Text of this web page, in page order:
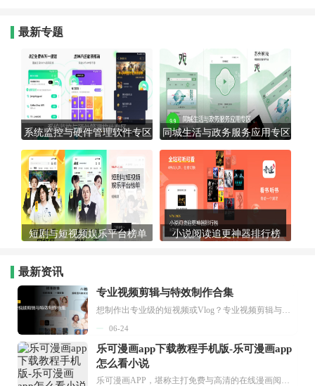
最新专题
系统监控与硬件管理软件专区 同城生活与政务服务应用专区
短剧与短视频娱乐平台榜单 小说阅读追更神器排行榜
最新资讯
专业视频剪辑与特效制作合集
想制作出专业级的短视频或Vlog？专业视频剪辑与特效制作大全专题为你提供了从剪辑、抠像到特效包装的全套解决方案。无论是添加炫酷的片头、进行精准的视频抠图，还是制...
06-24
乐可漫画app下载教程手机版-乐可漫画app
怎么看小说
乐可漫画APP，堪称主打免费与高清的在线漫画阅读神器。其官方版提供海量完整版漫画资源，无论是国内漫画，还是日漫、韩漫、台漫、美漫等国外漫画，应有尽有，随时供你阅读。只需轻点一下，便能直接进入阅读界面。不仅如此，乐可漫画最新版本更新速度极快，在这里，你总能抢先看到全网一手漫画章节内容！...